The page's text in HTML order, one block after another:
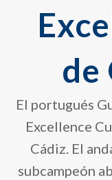
de
El portugués
Excellence
Cádiz. El
subcampeón